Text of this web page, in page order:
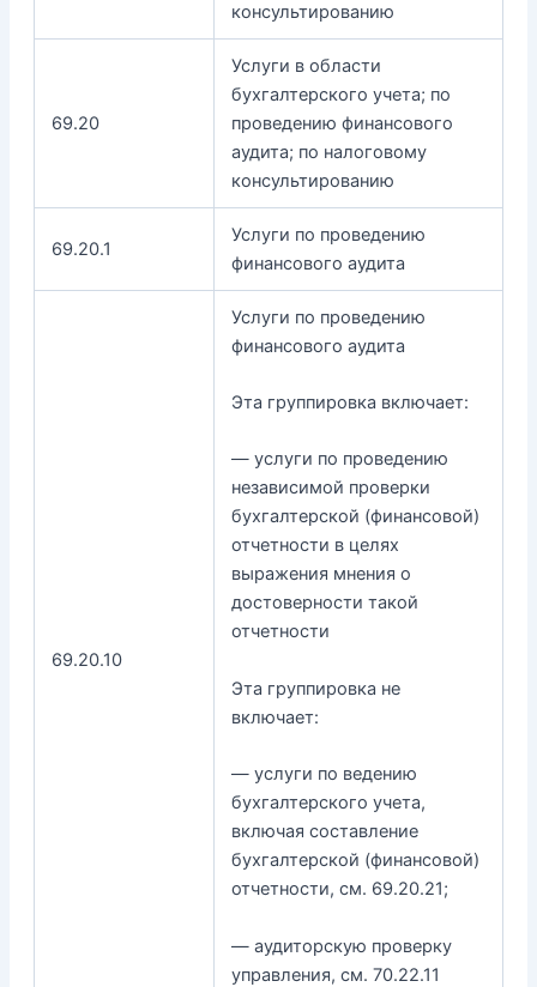
консультированию
69.20
Услуги в области
бухгалтерского учета; по
проведению финансового
аудита; по налоговому
консультированию
69.20.1
Услуги по проведению
финансового аудита
69.20.10
Услуги по проведению
финансового аудита
Эта группировка включает:
— услуги по проведению
независимой проверки
бухгалтерской (финансовой)
отчетности в целях
выражения мнения о
достоверности такой
отчетности
Эта группировка не
включает:
— услуги по ведению
бухгалтерского учета,
включая составление
бухгалтерской (финансовой)
отчетности, см. 69.20.21;
— аудиторскую проверку
управления, см. 70.22.11